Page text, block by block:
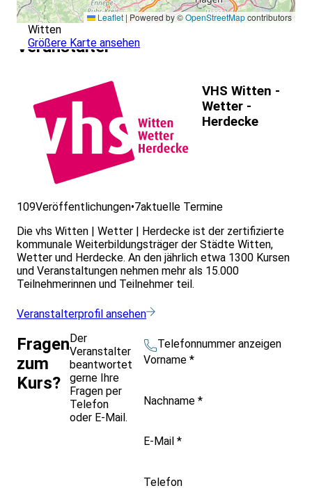
Leaflet | Powered by ©OpenStreetMapcontributors
Witten
Größere Karte ansehen
Veranstalter
VHS Witten -
Wetter -
Herdecke
109Veröffentlichungen•7aktuelle Termine
Die vhs Witten | Wetter | Herdecke ist der zertifizierte
kommunale Weiterbildungsträger der Städte Witten,
Wetter und Herdecke. An den jährlich etwa 1300 Kursen
und Veranstaltungen nehmen mehr als 15.000
Teilnehmerinnen und Teilnehmer teil.
Veranstalterprofil ansehen
Fragen
zum
Kurs?
Der
Veranstalter
beantwortet
gerne Ihre
Fragen per
Telefon
oder E-Mail.
Telefonnummer anzeigen
Vorname *
Nachname *
E-Mail *
Telefon